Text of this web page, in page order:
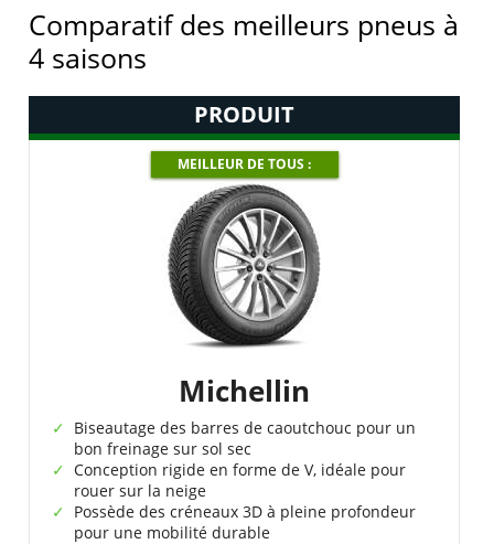
Comparatif des meilleurs pneus à
4 saisons
PRODUIT
MEILLEUR DE TOUS :
Michellin
Biseautage des barres de caoutchouc pour un
bon freinage sur sol sec
Conception rigide en forme de V, idéale pour
rouer sur la neige
Possède des créneaux 3D à pleine profondeur
pour une mobilité durable